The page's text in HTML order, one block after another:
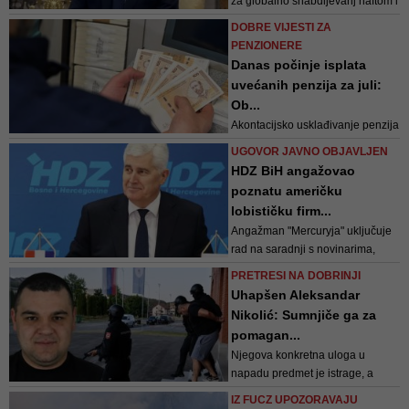
DOBRE VIJESTI ZA
PENZIONERE
Danas počinje isplata
uvećanih penzija za juli:
Ob...
Akontacijsko usklađivanje penzija
s 1. januarom 2026.
UGOVOR JAVNO OBJAVLJEN
HDZ BiH angažovao
poznatu američku
lobističku firm...
Angažman "Mercuryja" uključuje
rad na saradnji s novinarima,
diplomatama, osobama
utjecajnim na politiku i
međunarodnim medijima po
potrebi radi unapređenja ciljeva
HDZ-a BiH
PRETRESI NA DOBRINJI
Uhapšen Aleksandar
Nikolić: Sumnjiče ga za
pomagan...
Njegova konkretna uloga u
napadu predmet je istrage, a
IZ FUCZ UPOZORAVAJU